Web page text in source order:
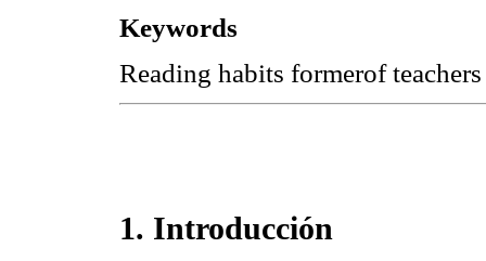
Keywords
Reading habits formerof
1. Introducción